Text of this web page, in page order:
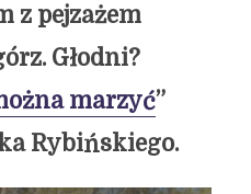
z pejzażem
Głodni?
marzyć”
Rybińskiego.